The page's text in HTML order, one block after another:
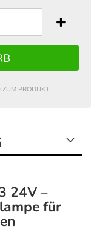
ZUM PRODUKT
24V –
für